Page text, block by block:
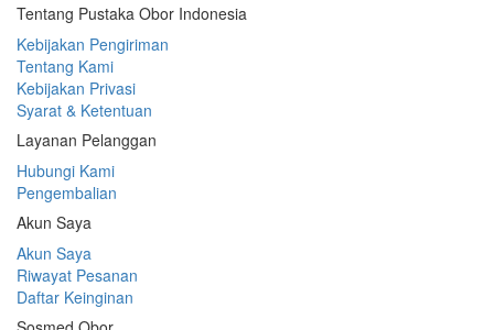
Tentang Pustaka Obor Indonesia
Kebijakan Pengiriman
Tentang Kami
Kebijakan Privasi
Syarat & Ketentuan
Layanan Pelanggan
Hubungi Kami
Pengembalian
Akun Saya
Akun Saya
Riwayat Pesanan
Daftar Keinginan